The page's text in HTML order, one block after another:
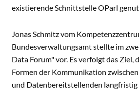
existierende Schnittstelle OParl
Jonas Schmitz vom
Bundesverwaltungsamt stellte im
Data Forum" vor. Es verfolgt das Ziel,
Formen der Kommunikation
und Datenbereitstellenden langfristig